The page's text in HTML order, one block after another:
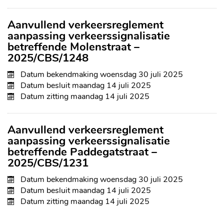
Aanvullend verkeersreglement
aanpassing verkeerssignalisatie
betreffende Molenstraat –
2025/CBS/1248
Datum bekendmakingwoensdag 30 juli 2025
Datum besluitmaandag 14 juli 2025
Datum zitting maandag 14 juli 2025
Aanvullend verkeersreglement
aanpassing verkeerssignalisatie
betreffende Paddegatstraat –
2025/CBS/1231
Datum bekendmakingwoensdag 30 juli 2025
Datum besluitmaandag 14 juli 2025
Datum zitting maandag 14 juli 2025